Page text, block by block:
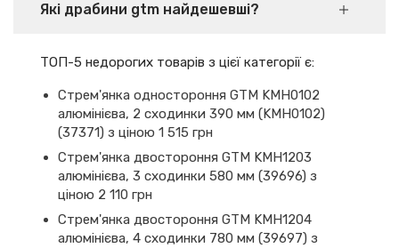
Які драбини gtm найдешевші?
ТОП-5 недорогих товарів з цієї категорії є:
Стрем'янка одностороння GTM KMH0102
алюмінієва, 2 сходинки 390 мм (KMH0102)
(37371) з ціною 1 515 грн
Стрем'янка двостороння GTM KMH1203
алюмінієва, 3 сходинки 580 мм (39696) з
ціною 2 110 грн
Стрем'янка двостороння GTM KMH1204
алюмінієва, 4 сходинки 780 мм (39697) з